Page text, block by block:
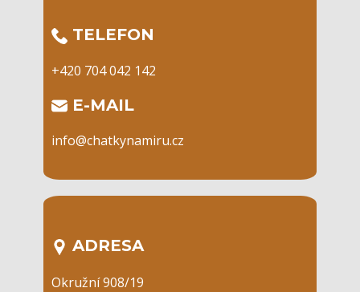
​TELEFON
+420 704 042 142
​E-MAIL
info@chatkynamiru.cz
ADRESA
Okružní 908/19